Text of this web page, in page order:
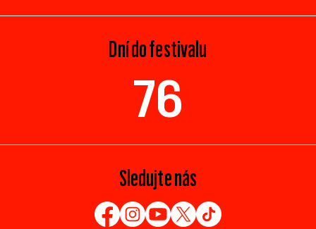
Dní do festivalu
76
Sledujte nás